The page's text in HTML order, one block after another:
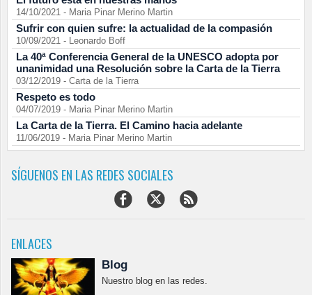
14/10/2021 - Maria Pinar Merino Martin
Sufrir con quien sufre: la actualidad de la compasión
10/09/2021 - Leonardo Boff
La 40ª Conferencia General de la UNESCO adopta por
unanimidad una Resolución sobre la Carta de la Tierra
03/12/2019 - Carta de la Tierra
Respeto es todo
04/07/2019 - Maria Pinar Merino Martin
La Carta de la Tierra. El Camino hacia adelante
11/06/2019 - Maria Pinar Merino Martin
SÍGUENOS EN LAS REDES SOCIALES
ENLACES
Blog
Nuestro blog en las redes.